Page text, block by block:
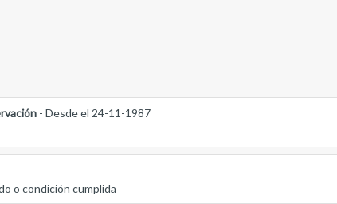
- Desde el 24-11-1987
o condición cumplida